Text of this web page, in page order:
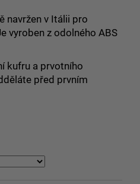
navržen v Itálii pro
vyroben z odolného ABS
kufru a prvotního
před prvním